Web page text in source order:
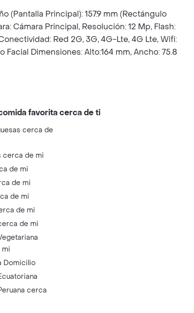
(Pantalla Principal): 157.9 mm (Rectángulo
Cámara Principal, Resolución: 12 Mp, Flash:
Red 2G, 3G, 4G-Lte, 4G Lte, Wifi:
Dimensiones: Alto:164 mm, Ancho: 75.8
favorita cerca de ti
cerca de
cerca de mi
de mi
de mi
de mi
de mi
de mi
Domicilio
cerca